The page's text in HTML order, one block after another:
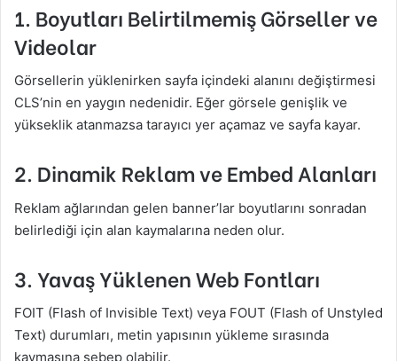
1. Boyutları Belirtilmemiş Görseller ve
Videolar
Görsellerin yüklenirken sayfa içindeki alanını değiştirmesi
CLS’nin en yaygın nedenidir. Eğer görsele genişlik ve
yükseklik atanmazsa tarayıcı yer açamaz ve sayfa kayar.
2. Dinamik Reklam ve Embed Alanları
Reklam ağlarından gelen banner’lar boyutlarını sonradan
belirlediği için alan kaymalarına neden olur.
3. Yavaş Yüklenen Web Fontları
FOIT (Flash of Invisible Text) veya FOUT (Flash of Unstyled
Text) durumları, metin yapısının yükleme sırasında
kaymasına sebep olabilir.